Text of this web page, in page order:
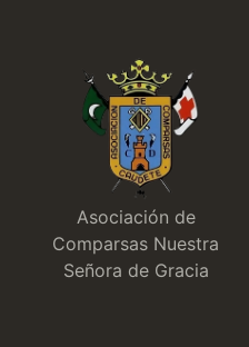
Asociación de
Comparsas Nuestra
Señora de Gracia